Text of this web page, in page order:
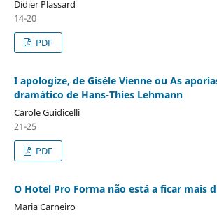
Didier Plassard
14-20
PDF
I apologize, de Gisèle Vienne ou As
dramático de Hans-Thies Lehmann
Carole Guidicelli
21-25
PDF
O Hotel Pro Forma não está a ficar mais
Maria Carneiro